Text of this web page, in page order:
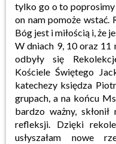
tylko go o to
on nam pomoże wstać.
Bóg jest i miłością i, że
W dniach 9, 10 oraz 11
odbyły się
Kościele Świętego
katechezy księdza
grupach, a na końcu
bardzo ważny,
refleksji. Dzięki
usłyszałam nowe